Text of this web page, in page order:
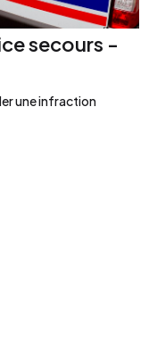
secours -
une infraction